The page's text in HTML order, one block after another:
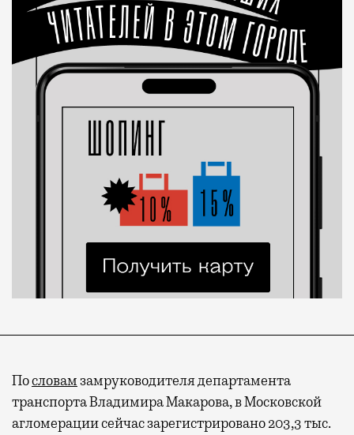
Пословам замруководителя департамента
транспорта Владимира Макарова, в Московской
агломерации сейчас зарегистрировано 203,3 тыс.